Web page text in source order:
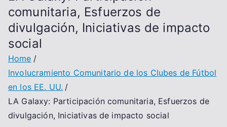
comunitaria, Esfuerzos de
divulgación, Iniciativas de impacto
social
Home
Involucramiento Comunitario de los Clubes de Fútbol
en los EE. UU.
LA Galaxy: Participación comunitaria, Esfuerzos de
divulgación, Iniciativas de impacto social